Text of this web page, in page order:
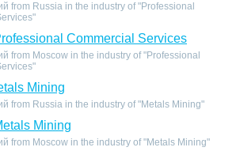
from Russia in the industry of "Professional
Commercial Services
from Moscow in the industry of "Professional
Mining
from Russia in the industry of "Metals Mining"
Mining
from Moscow in the industry of "Metals Mining"